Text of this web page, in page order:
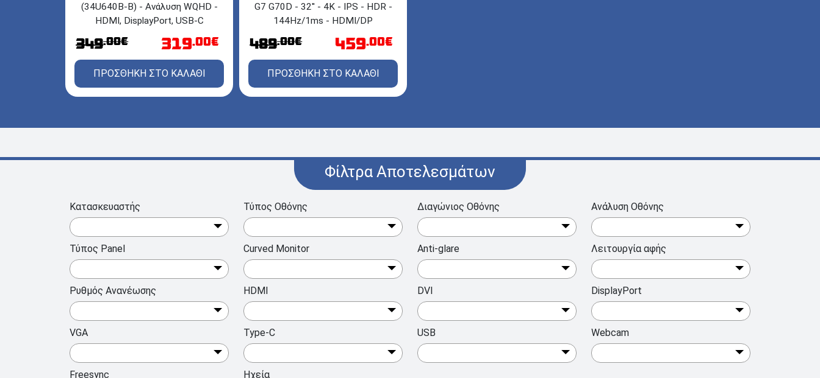
(34U640B-B) - Ανάλυση WQHD -
HDMI, DisplayPort, USB-C
349.00€ 319.00€
ΠΡΟΣΘΗΚΗ ΣΤΟ ΚΑΛΑΘΙ
G7 G70D - 32'' - 4K - IPS - HDR -
144Hz/1ms - HDMI/DP
489.00€ 459.00€
ΠΡΟΣΘΗΚΗ ΣΤΟ ΚΑΛΑΘΙ
Φίλτρα Αποτελεσμάτων
Κατασκευαστής Τύπος Οθόνης Διαγώνιος Οθόνης Ανάλυση Οθόνης
Τύπος Panel Curved Monitor Anti-glare Λειτουργία αφής
Ρυθμός Ανανέωσης HDMI DVI DisplayPort
VGA Type-C USB Webcam
Freesync Ηχεία